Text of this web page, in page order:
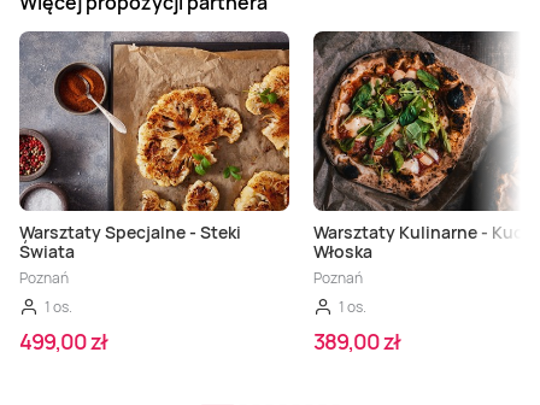
Warsztaty Specjalne - Steki
Świata
Poznań
1 os.
499,00 zł
Warsztaty Kulinarne -
Włoska
Poznań
1 os.
389,00 zł